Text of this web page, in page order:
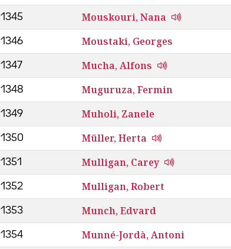
1345 Mouskouri, Nana
1346 Moustaki, Georges
1347 Mucha, Alfons
1348 Muguruza, Fermin
1349 Muholi, Zanele
1350 Müller, Herta
1351 Mulligan, Carey
1352 Mulligan, Robert
1353 Munch, Edvard
1354 Munné-Jordà, Antoni